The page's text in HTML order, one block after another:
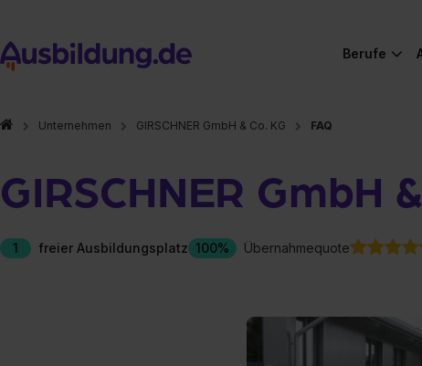
Berufe
Unternehmen GIRSCHNER GmbH & Co. KG FAQ
GIRSCHNER GmbH
1 freier Ausbildungsplatz 100% Übernahmequote